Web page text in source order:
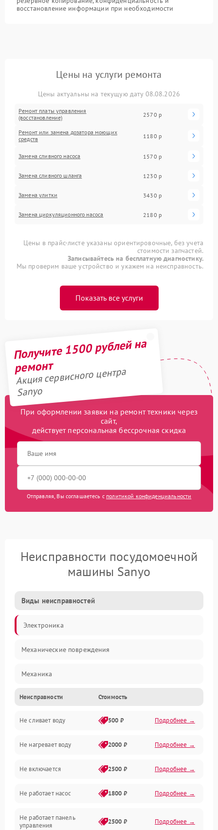
восстановление информации при необходимости
Цены на услуги ремонта
Цены актуальны на текущую дату 08.08.2026
Ремонт платы управления
(восстановление)
2570 р
Ремонт или замена дозатора моющих
средств
1180 р
Замена сливного насоса 1570 р
Замена сливного шланга 1230 р
Замена улитки 3430 р
Замена циркуляционного насоса 2180 р
Цены в прайс-листе указаны ориентировочные, без учета
стоимости запчастей.
Записывайтесь на бесплатную диагностику.
Мы проверим ваше устройство и укажем на неисправность.
Показать все услуги
Получите 1500 рублей на
ремонт
Акция сервисного центра
Sanyo
При оформлении заявки на ремонт техники через
сайт,
действует персональная бессрочная скидка
Отправляя, Вы соглашаетесь с политикой конфиденциальности
Неисправности посудомоечной
машины Sanyo
Виды неисправностей
Электроника
Механические повреждения
Механика
Управление
Электропитание
Датчики
Нагрев
Вода
Гигиена
Неисправности Стоимость
Не сливает воду 500 ₽ Подробнее →
Не нагревает воду 2000 ₽ Подробнее →
Не включается 2500 ₽ Подробнее →
Не работает насос 1800 ₽ Подробнее →
Не работает панель
управления
2500 ₽ Подробнее →